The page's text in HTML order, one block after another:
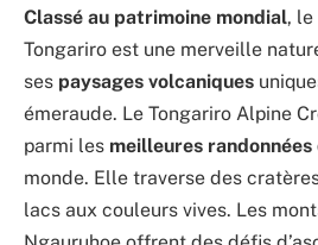
Classé au patrimoine mondial,
Tongariro est une merveille
ses paysages volcaniques
émeraude. Le Tongariro Alpine
parmi les meilleures randonnées
monde. Elle traverse des
lacs aux couleurs vives. Les